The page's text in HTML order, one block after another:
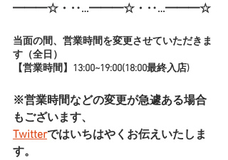
━━━☆・‥…━━━☆・‥…━━━☆
当面の間、営業時間を変更させていただきま
す（全日）
【営業時間】13:00~19:00(18:00最終入店)
※営業時間などの変更が急遽ある場合
もございます、
Twitterではいちはやくお伝えいたしま
す。